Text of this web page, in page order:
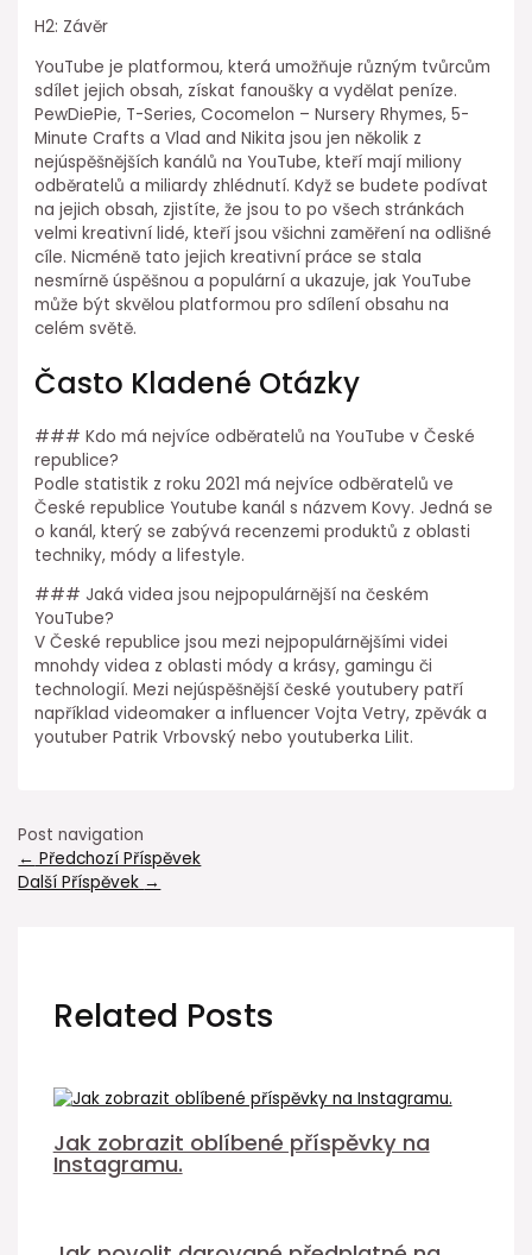
H2: Závěr
YouTube je platformou, která umožňuje různým tvůrcům
sdílet jejich obsah, získat fanoušky a vydělat peníze.
PewDiePie, T-Series, Cocomelon – Nursery Rhymes, 5-
Minute Crafts a Vlad and Nikita jsou jen několik z
nejúspěšnějších kanálů na YouTube, kteří mají miliony
odběratelů a miliardy zhlédnutí. Když se budete podívat
na jejich obsah, zjistíte, že jsou to po všech stránkách
velmi kreativní lidé, kteří jsou všichni zaměření na odlišné
cíle. Nicméně tato jejich kreativní práce se stala
nesmírně úspěšnou a populární a ukazuje, jak YouTube
může být skvělou platformou pro sdílení obsahu na
celém světě.
Často Kladené Otázky
### Kdo má nejvíce odběratelů na YouTube v České
republice?
Podle statistik z roku 2021 má nejvíce odběratelů ve
České republice Youtube kanál s názvem Kovy. Jedná se
o kanál, který se zabývá recenzemi produktů z oblasti
techniky, módy a lifestyle.
### Jaká videa jsou nejpopulárnější na českém
YouTube?
V České republice jsou mezi nejpopulárnějšími videi
mnohdy videa z oblasti módy a krásy, gamingu či
technologií. Mezi nejúspěšnější české youtubery patří
například videomaker a influencer Vojta Vetry, zpěvák a
youtuber Patrik Vrbovský nebo youtuberka Lilit.
Post navigation
← Předchozí Příspěvek
Další Příspěvek →
Related Posts
Jak zobrazit oblíbené příspěvky na
Instagramu.